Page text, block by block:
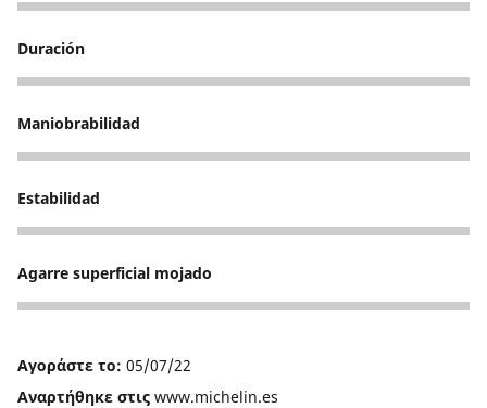
3
Duración
4
Maniobrabilidad
4
Estabilidad
4
Agarre superficial mojado
1
Αγοράστε το: 05/07/22
Αναρτήθηκε στις www.michelin.es